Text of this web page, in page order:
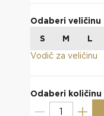
Odaberi veličinu
S
M
L
Vodič za veličinu
Odaberi količinu